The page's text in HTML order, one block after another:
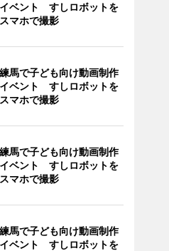
イベント すしロボットを
スマホで撮影
練馬で子ども向け動画制作
イベント すしロボットを
スマホで撮影
練馬で子ども向け動画制作
イベント すしロボットを
スマホで撮影
練馬で子ども向け動画制作
イベント すしロボットを